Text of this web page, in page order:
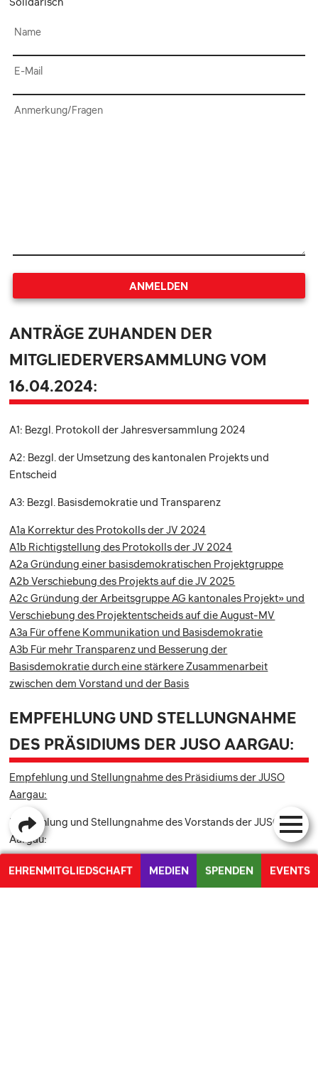
Name
E-Mail
Anmerkung/Fragen
ANMELDEN
ANTRÄGE ZUHANDEN DER
MITGLIEDERVERSAMMLUNG VOM
16.04.2024:
A1: Bezgl. Protokoll der Jahresversammlung 2024
A2: Bezgl. der Umsetzung des kantonalen Projekts und
Entscheid
A3: Bezgl. Basisdemokratie und Transparenz
A1a Korrektur des Protokolls der JV 2024
A1b Richtigstellung des Protokolls der JV 2024
A2a Gründung einer basisdemokratischen Projektgruppe
A2b Verschiebung des Projekts auf die JV 2025
A2c Gründung der Arbeitsgruppe AG kantonales Projekt» und
Verschiebung des Projektentscheids auf die August-MV
A3a Für offene Kommunikation und Basisdemokratie
A3b Für mehr Transparenz und Besserung der
Basisdemokratie durch eine stärkere Zusammenarbeit
zwischen dem Vorstand und der Basis
EMPFEHLUNG UND STELLUNGNAHME
DES PRÄSIDIUMS DER JUSO AARGAU:
Empfehlung und Stellungnahme des Präsidiums der JUSO
Aargau:
Empfehlung und Stellungnahme des Vorstands der JUSO
Aargau:
Empfehlung und Stellungnahme des Vorstands der JUSO
EHRENMITGLIEDSCHAFT MEDIEN SPENDEN EVENTS